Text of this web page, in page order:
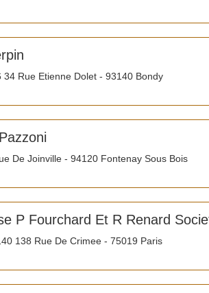
Rue Etienne Dolet - 93140 Bondy
De Joinville - 94120 Fontenay Sous Bois
P Fourchard Et R Renard
138 Rue De Crimee - 75019 Paris